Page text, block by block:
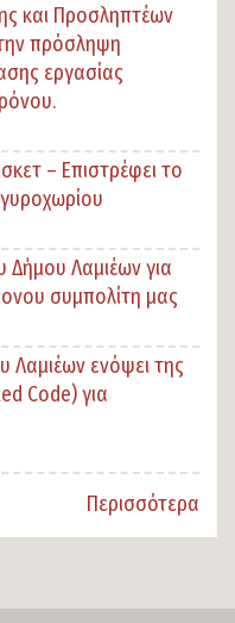
και Προσληπτέων
πρόσληψη
εργασίας
– Επιστρέφει το
Δήμου Λαμιέων για
συμπολίτη μας
Λαμιέων ενόψει της
Code) για
Περισσότερα